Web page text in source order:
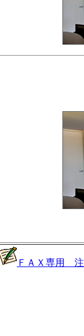
ＦＡＸ専用